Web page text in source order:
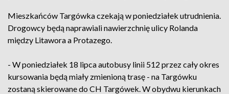
Mieszkańców Targówka czekają w poniedziałek utrudnienia.
Drogowcy będą naprawiali nawierzchnię ulicy Rolanda
między Litawora a Protazego.
- W poniedziałek 18 lipca autobusy linii 512 przez cały okres
kursowania będą miały zmienioną trasę - na Targówku
zostaną skierowane do CH Targówek. W obydwu kierunkach